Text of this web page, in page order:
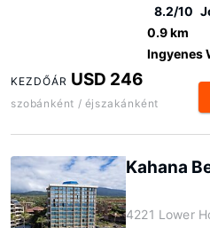
8.2/10
0.9 km
Ingyenes
KEZDŐÁR USD 246
szobánként / éjszakánként
Kahana
4221 Lower